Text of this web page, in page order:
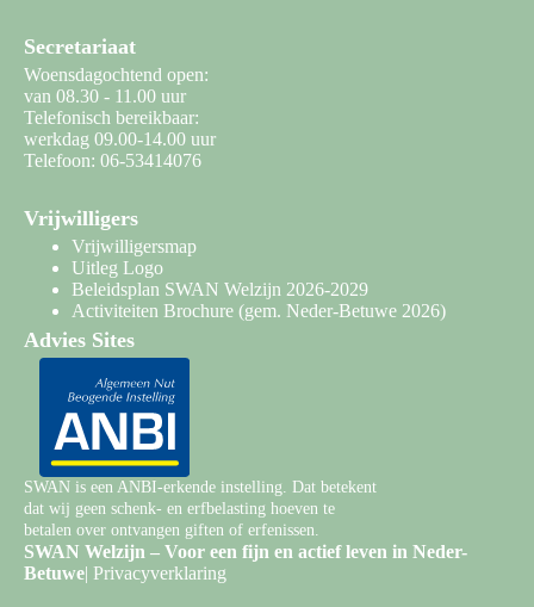
Secretariaat
Woensdagochtend open:
van 08.30 - 11.00 uur
Telefonisch bereikbaar:
werkdag 09.00-14.00 uur
Telefoon: 06-53414076
Vrijwilligers
Vrijwilligersmap
Uitleg Logo
Beleidsplan SWAN Welzijn 2026-2029
Activiteiten Brochure (gem. Neder-Betuwe 2026)
Advies Sites
SWAN Welzijn – Voor een fijn en actief leven in Neder-
Betuwe| Privacyverklaring
SWAN is een ANBI-erkende instelling. Dat betekent
dat wij geen schenk- en erfbelasting hoeven te
betalen over ontvangen giften of erfenissen.